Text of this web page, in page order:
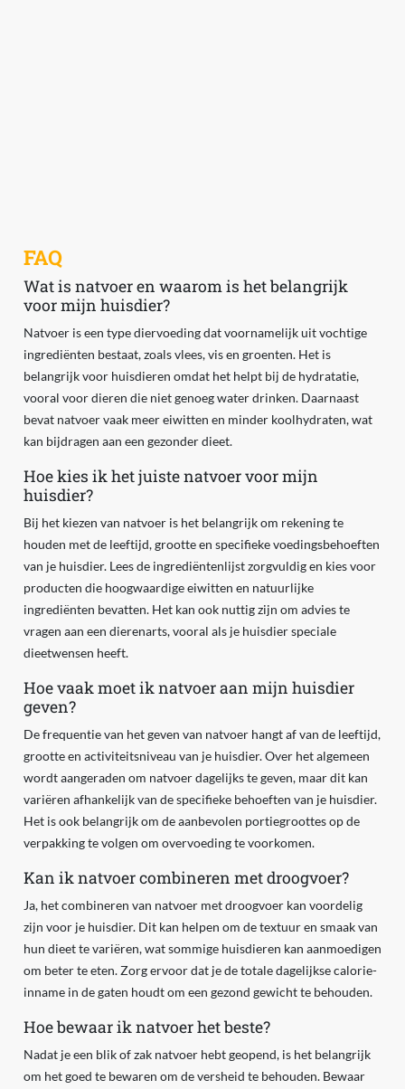
FAQ
Wat is natvoer en waarom is het belangrijk
voor mijn huisdier?
Natvoer is een type diervoeding dat voornamelijk uit vochtige
ingrediënten bestaat, zoals vlees, vis en groenten. Het is
belangrijk voor huisdieren omdat het helpt bij de hydratatie,
vooral voor dieren die niet genoeg water drinken. Daarnaast
bevat natvoer vaak meer eiwitten en minder koolhydraten, wat
kan bijdragen aan een gezonder dieet.
Hoe kies ik het juiste natvoer voor mijn
huisdier?
Bij het kiezen van natvoer is het belangrijk om rekening te
houden met de leeftijd, grootte en specifieke voedingsbehoeften
van je huisdier. Lees de ingrediëntenlijst zorgvuldig en kies voor
producten die hoogwaardige eiwitten en natuurlijke
ingrediënten bevatten. Het kan ook nuttig zijn om advies te
vragen aan een dierenarts, vooral als je huisdier speciale
dieetwensen heeft.
Hoe vaak moet ik natvoer aan mijn huisdier
geven?
De frequentie van het geven van natvoer hangt af van de leeftijd,
grootte en activiteitsniveau van je huisdier. Over het algemeen
wordt aangeraden om natvoer dagelijks te geven, maar dit kan
variëren afhankelijk van de specifieke behoeften van je huisdier.
Het is ook belangrijk om de aanbevolen portiegroottes op de
verpakking te volgen om overvoeding te voorkomen.
Kan ik natvoer combineren met droogvoer?
Ja, het combineren van natvoer met droogvoer kan voordelig
zijn voor je huisdier. Dit kan helpen om de textuur en smaak van
hun dieet te variëren, wat sommige huisdieren kan aanmoedigen
om beter te eten. Zorg ervoor dat je de totale dagelijkse calorie-
inname in de gaten houdt om een gezond gewicht te behouden.
Hoe bewaar ik natvoer het beste?
Nadat je een blik of zak natvoer hebt geopend, is het belangrijk
om het goed te bewaren om de versheid te behouden. Bewaar